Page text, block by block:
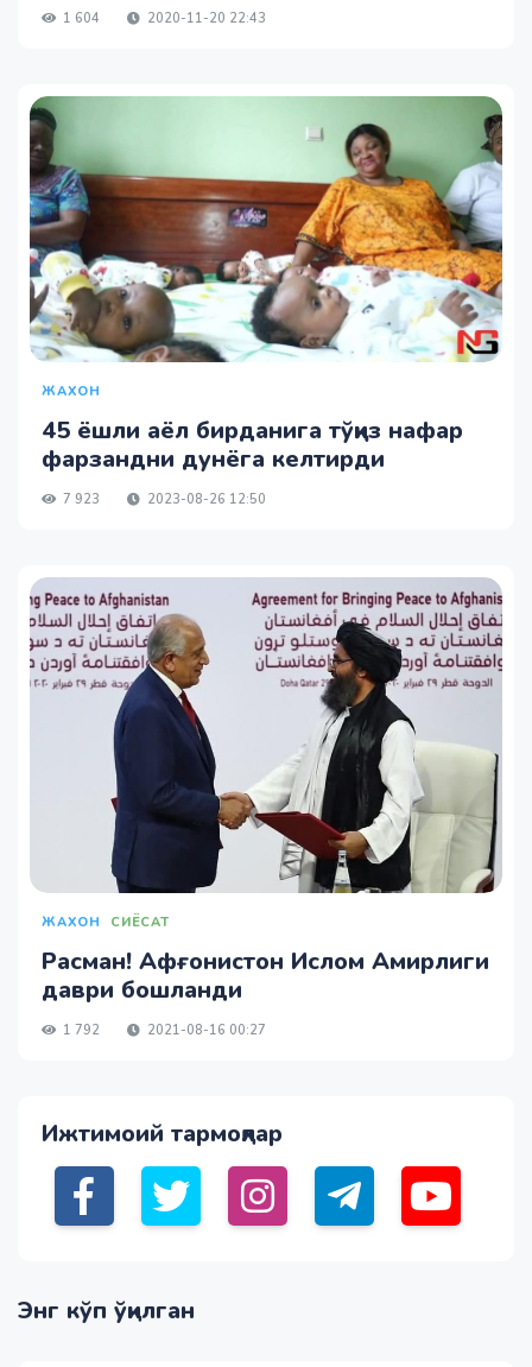
1 604 2020-11-20 22:43
ЖАХОН
45 ёшли аёл бирданига тўққиз нафар
фарзандни дунёга келтирди
7 923 2023-08-26 12:50
ЖАХОН СИЁСАТ
Расман! Афғонистон Ислом Амирлиги
даври бошланди
1 792 2021-08-16 00:27
Ижтимоий тармоқлар
Энг кўп ўқилган